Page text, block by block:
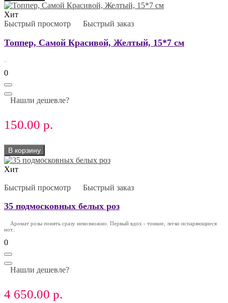
Хит
Быстрый просмотр
Быстрый заказ
Топпер, Самой Красивой, Желтый, 15*7 см
0
Нашли дешевле?
150.00 р.
В корзину
Хит
Быстрый просмотр Быстрый заказ
35 подмосковных белых роз
Аромат розы понять сразу невозможно. Первый вдох - тонкие, легко испаряющиеся
нот..
0
Нашли дешевле?
4 650.00 р.